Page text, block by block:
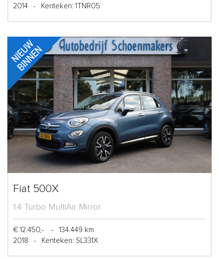
2014
- Kenteken: 1TNR05
Fiat 500X
1.4 Turbo MultiAir Mirror
€ 12.450,- -
134.449 km
2018
- Kenteken: SL331X